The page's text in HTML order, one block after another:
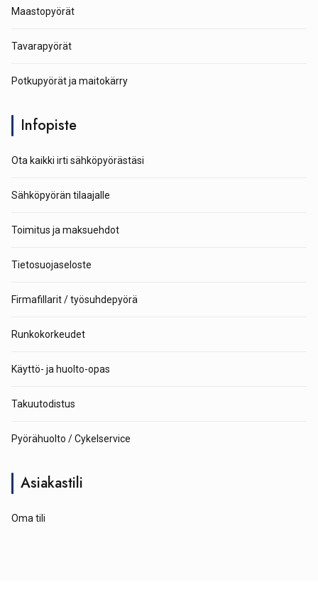
Maastopyörät
Tavarapyörät
Potkupyörät ja maitokärry
Infopiste
Ota kaikki irti sähköpyörästäsi
Sähköpyörän tilaajalle
Toimitus ja maksuehdot
Tietosuojaseloste
Firmafillarit / työsuhdepyörä
Runkokorkeudet
Käyttö- ja huolto-opas
Takuutodistus
Pyörähuolto / Cykelservice
Asiakastili
Oma tili